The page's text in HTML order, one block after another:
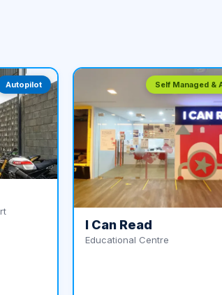
Autopilot Self Managed &
I Can Read
Educational Centre